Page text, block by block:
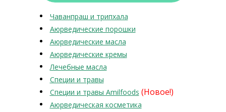
Чаванпраш и трипхала
Аюрведические порошки
Аюрведические масла
Аюрведические кремы
Лечебные масла
Специи и травы
Специи и травы Amilfoods (Новое!)
Аюрведическая косметика